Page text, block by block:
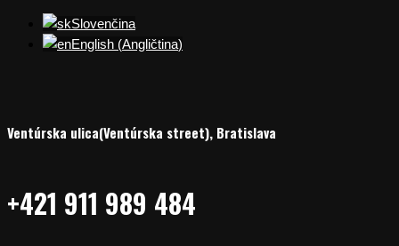
Slovenčina
English (Angličtina)
Ventúrska ulica(Ventúrska street), Bratislava
+421 911 989 484